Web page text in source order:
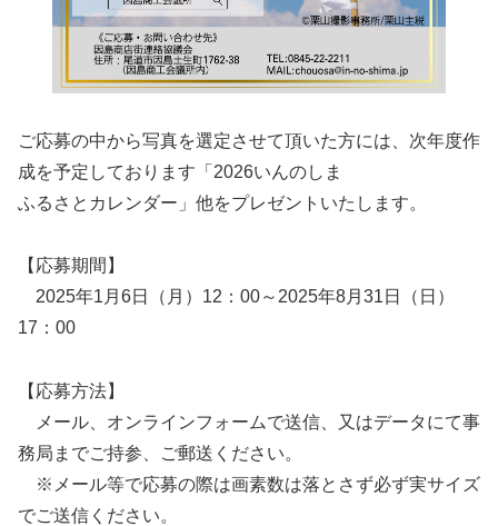
ご応募の中から写真を選定させて頂いた方には、次年度作
成を予定しております「2026いんのしま
ふるさとカレンダー」他をプレゼントいたします。
【応募期間】
2025年1月6日（月）12：00～2025年8月31日（日）
17：00
【応募方法】
メール、オンラインフォームで送信、又はデータにて事
務局までご持参、ご郵送ください。
※メール等で応募の際は画素数は落とさず必ず実サイズ
でご送信ください。